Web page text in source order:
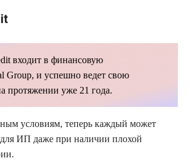
входит в финансовую
Group, и успешно ведет свою
протяжении уже 21 года.
условиям, теперь каждый может
ИП даже при наличии плохой